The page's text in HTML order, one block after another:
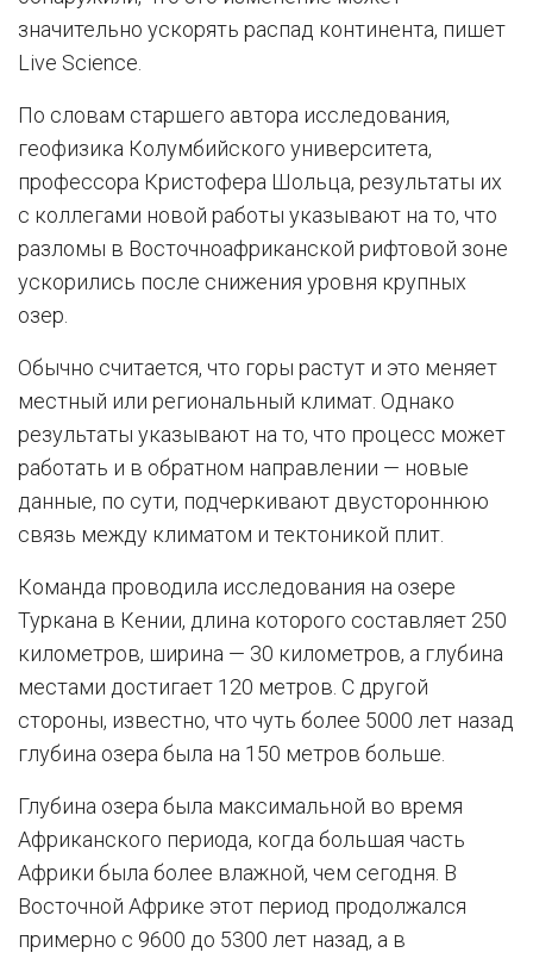
значительно ускорять распад континента, пишет
Live Science.
По словам старшего автора исследования,
геофизика Колумбийского университета,
профессора Кристофера Шольца, результаты их
с коллегами новой работы указывают на то, что
разломы в Восточноафриканской рифтовой зоне
ускорились после снижения уровня крупных
озер.
Обычно считается, что горы растут и это меняет
местный или региональный климат. Однако
результаты указывают на то, что процесс может
работать и в обратном направлении — новые
данные, по сути, подчеркивают двустороннюю
связь между климатом и тектоникой плит.
Команда проводила исследования на озере
Туркана в Кении, длина которого составляет 250
километров, ширина — 30 километров, а глубина
местами достигает 120 метров. С другой
стороны, известно, что чуть более 5000 лет назад
глубина озера была на 150 метров больше.
Глубина озера была максимальной во время
Африканского периода, когда большая часть
Африки была более влажной, чем сегодня. В
Восточной Африке этот период продолжался
примерно с 9600 до 5300 лет назад, а в